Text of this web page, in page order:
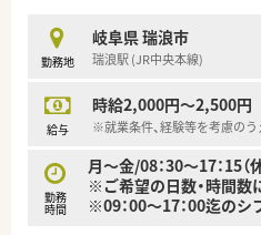
■ゆったりめのつくりで働き
＼ こんな会社です ／
■代表も薬剤師さんで、現場
明るく、コミュニケーショ
勤務地
岐阜県 瑞浪市
瑞浪駅 (JR中央本線)
給与
時給2,000円～2,500円
※就業条件、経験等を考慮のう
勤務
時間
月～金/08：30～17：15（
※ご希望の日数・時間数
※09：00～17：00迄のシ